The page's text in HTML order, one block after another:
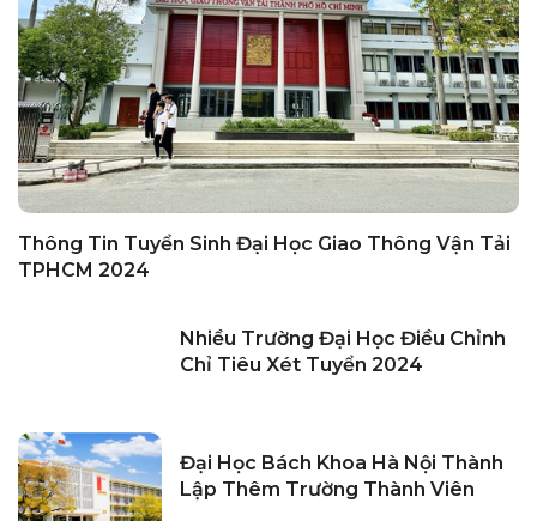
Thông Tin Tuyển Sinh Đại Học Giao Thông Vận Tải
TPHCM 2024
Nhiều Trường Đại Học Điều Chỉnh
Chỉ Tiêu Xét Tuyển 2024
Đại Học Bách Khoa Hà Nội Thành
Lập Thêm Trường Thành Viên